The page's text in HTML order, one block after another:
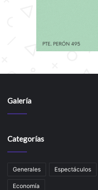
Galería
Categorías
Generales Espectáculos
Economía